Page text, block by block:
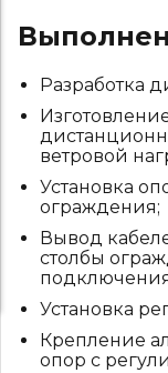
Разработка
ветровой
Установка
ограждения;
Вывод
столбы
Установка
Крепление
опор с